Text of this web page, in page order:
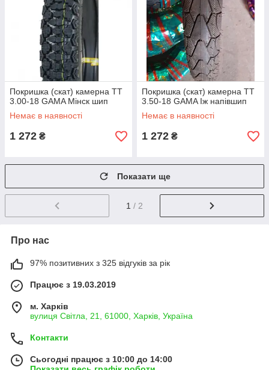
Покришка (скат) камерна TТ
3.00-18 GAMA Мінск шип
Немає в наявності
1 272 ₴
Покришка (скат) камерна TТ
3.50-18 GAMA Іж напівшип
Немає в наявності
1 272 ₴
Показати ще
1 / 2
Про нас
97% позитивних з 325 відгуків за рік
Працює з 19.03.2019
м. Харків
вулиця Світла, 21, 61000, Харків, Україна
Контакти
Сьогодні працює з 10:00 до 14:00